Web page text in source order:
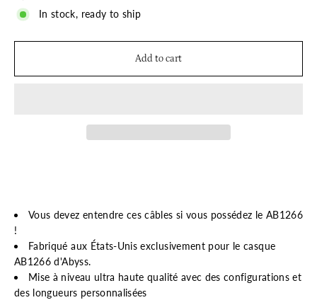
In stock, ready to ship
Add to cart
Vous devez entendre ces câbles si vous possédez le AB1266
!
Fabriqué aux États-Unis exclusivement pour le casque
AB1266 d'Abyss.
Mise à niveau ultra haute qualité avec des configurations et
des longueurs personnalisées